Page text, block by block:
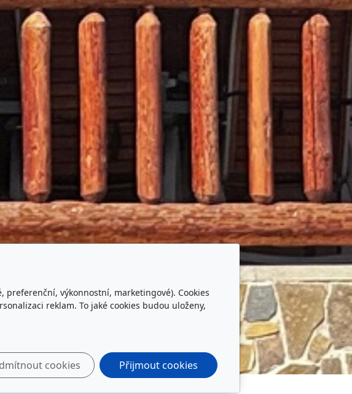
výkonnostní, marketingové). Cookies
reklam. To jaké cookies budou uloženy,
cookies Přijmout cookies